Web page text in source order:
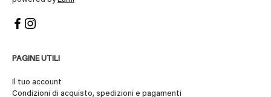
PAGINE UTILI
Il tuo account
Condizioni di acquisto, spedizioni e pagamenti